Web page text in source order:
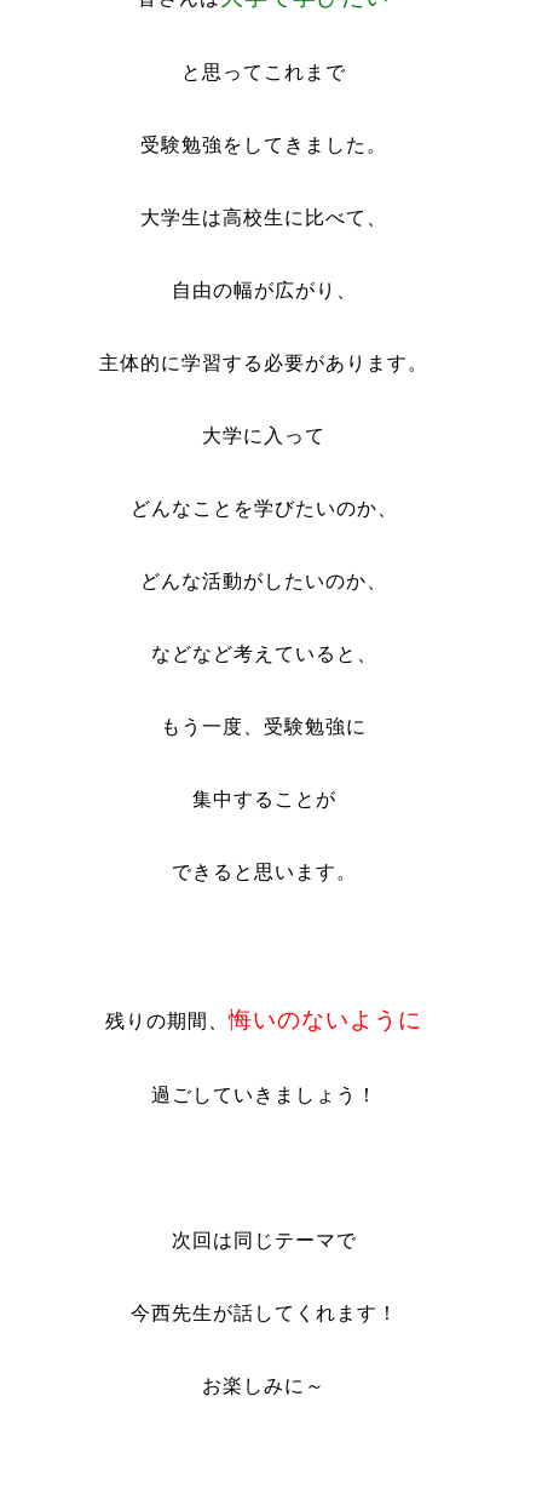
と思ってこれまで
受験勉強をしてきました。
大学生は高校生に比べて、
自由の幅が広がり、
主体的に学習する必要があります。
大学に入って
どんなことを学びたいのか、
どんな活動がしたいのか、
などなど考えていると、
もう一度、受験勉強に
集中することが
できると思います。
残りの期間、悔いのないように
過ごしていきましょう！
次回は同じテーマで
今西先生が話してくれます！
お楽しみに～